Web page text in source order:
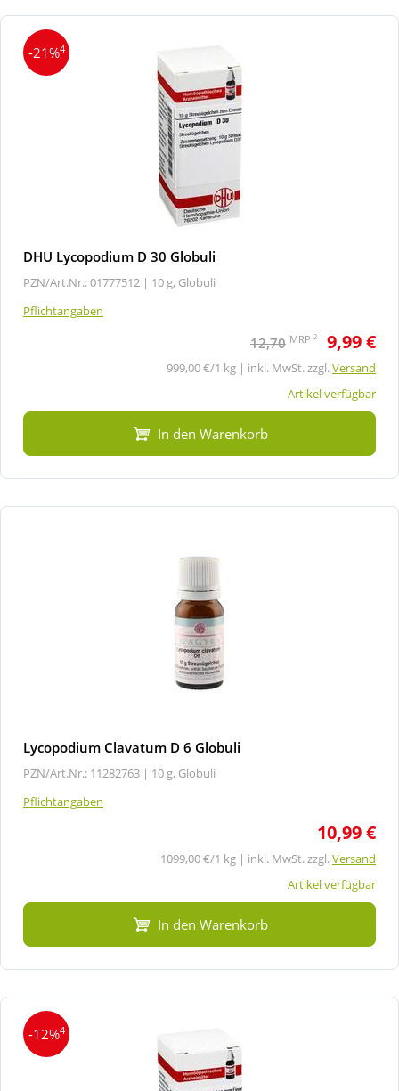
-21%4
DHU Lycopodium D 30 Globuli
PZN/Art.Nr.: 01777512 | 10 g, Globuli
Pflichtangaben
12,70 MRP 2 9,99 €
999,00 €/1 kg | inkl. MwSt. zzgl.Versand
Artikel verfügbar
In den Warenkorb
Lycopodium Clavatum D 6 Globuli
PZN/Art.Nr.: 11282763 | 10 g, Globuli
Pflichtangaben
10,99 €
1099,00 €/1 kg | inkl. MwSt. zzgl.Versand
Artikel verfügbar
In den Warenkorb
-12%4